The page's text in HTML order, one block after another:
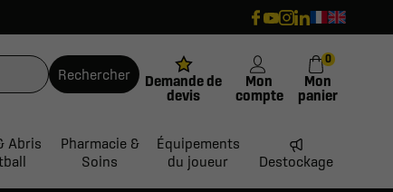
Rechercher
Demande de
devis
Mon
compte
Mon
panier
0
Abris
Pharmacie &
Soins
Équipements
du joueur
Destockage